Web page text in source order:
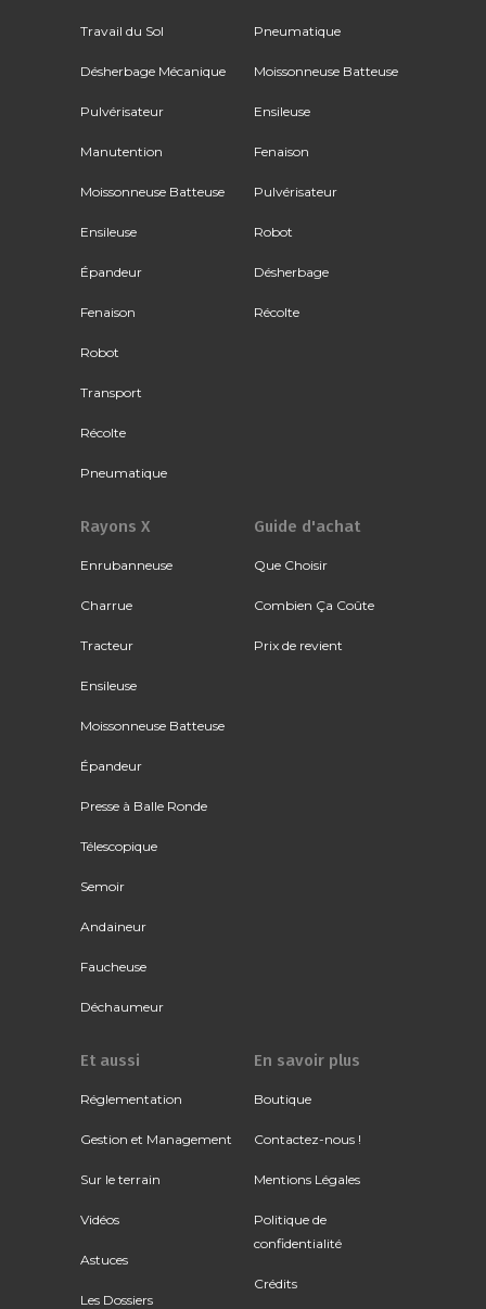
Travail du Sol
Désherbage Mécanique
Pulvérisateur
Manutention
Moissonneuse Batteuse
Ensileuse
Épandeur
Fenaison
Robot
Transport
Récolte
Pneumatique
Pneumatique
Moissonneuse Batteuse
Ensileuse
Fenaison
Pulvérisateur
Robot
Désherbage
Récolte
Rayons X
Enrubanneuse
Charrue
Tracteur
Ensileuse
Moissonneuse Batteuse
Épandeur
Presse à Balle Ronde
Télescopique
Semoir
Andaineur
Faucheuse
Déchaumeur
Guide d'achat
Que Choisir
Combien Ça Coûte
Prix de revient
Et aussi
Réglementation
Gestion et Management
Sur le terrain
Vidéos
Astuces
Les Dossiers
En savoir plus
Boutique
Contactez-nous !
Mentions Légales
Politique de
confidentialité
Crédits